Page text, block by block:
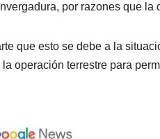
por razones que
que esto se debe a la
operación terrestre para